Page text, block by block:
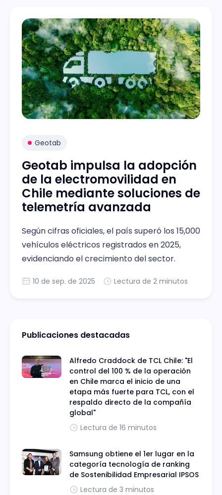
Geotab
Geotab impulsa la adopción
de la electromovilidad en
Chile mediante soluciones de
telemetría avanzada
Según cifras oficiales, el país superó los 15,000
vehículos eléctricos registrados en 2025,
evidenciando el crecimiento del sector.
10 de sep. de 2025 Lectura de 2 minutos
Publicaciones destacadas
Alfredo Craddock de TCL Chile: "El
control del 100 % de la operación
en Chile marca el inicio de una
etapa más fuerte para TCL, con el
respaldo directo de la compañía
global"
Lectura de 16 minutos
Samsung obtiene el 1er lugar en la
categoría tecnología de ranking
de Sostenibilidad Empresarial IPSOS
Lectura de 3 minutos